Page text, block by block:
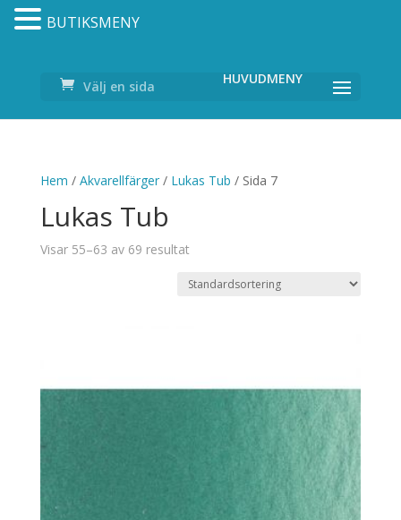
Välj en sida
Hem / Akvarellfärger/ Lukas Tub / Sida 7
Lukas Tub
Visar 55–63 av 69 resultat
BUTIKSMENY